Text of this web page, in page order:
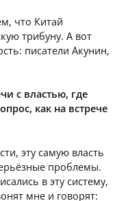
что Китай
трибуну. А вот
писатели Акунин,
с властью, где
как на встрече
эту самую власть
проблемы.
в эту систему,
мне и говорят: